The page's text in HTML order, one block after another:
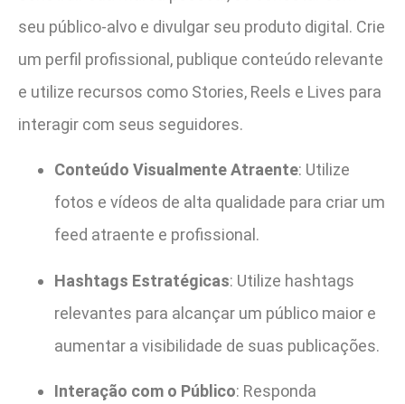
seu público-alvo e divulgar seu produto digital. Crie
um perfil profissional, publique conteúdo relevante
e utilize recursos como Stories, Reels e Lives para
interagir com seus seguidores.
Conteúdo Visualmente Atraente: Utilize
fotos e vídeos de alta qualidade para criar um
feed atraente e profissional.
Hashtags Estratégicas: Utilize hashtags
relevantes para alcançar um público maior e
aumentar a visibilidade de suas publicações.
Interação com o Público: Responda